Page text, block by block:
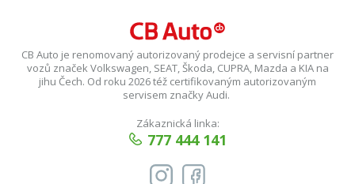
CB Auto je renomovaný autorizovaný prodejce a servisní partner
vozů značek Volkswagen, SEAT, Škoda, CUPRA, Mazda a KIA na
jihu Čech. Od roku 2026 též certifikovaným autorizovaným
servisem značky Audi.
Zákaznická linka:
777 444 141